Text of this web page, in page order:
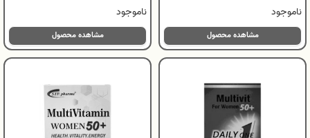
ناموجود
مشاهده محصول
ناموجود
مشاهده محصول